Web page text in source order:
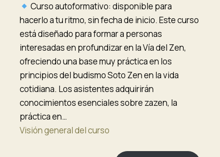
Curso autoformativo: disponible para
hacerlo a tu ritmo, sin fecha de inicio. Este curso
está diseñado para formar a personas
interesadas en profundizar en la Vía del Zen,
ofreciendo una base muy práctica en los
principios del budismo Soto Zen en la vida
cotidiana. Los asistentes adquirirán
conocimientos esenciales sobre zazen, la
práctica en…
Visión general del curso